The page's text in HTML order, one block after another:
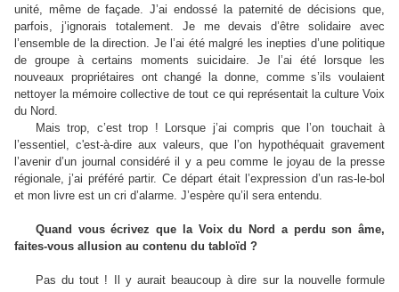
unité, même de façade. J’ai endossé la paternité de décisions que,
parfois, j’ignorais totalement. Je me devais d’être solidaire avec
l’ensemble de la direction. Je l’ai été malgré les inepties d’une politique
de groupe à certains moments suicidaire. Je l’ai été lorsque les
nouveaux propriétaires ont changé la donne, comme s’ils voulaient
nettoyer la mémoire collective de tout ce qui représentait la culture Voix
du Nord.
Mais trop, c’est trop ! Lorsque j’ai compris que l’on touchait à
l’essentiel, c'est-à-dire aux valeurs, que l’on hypothéquait gravement
l’avenir d’un journal considéré il y a peu comme le joyau de la presse
régionale, j’ai préféré partir. Ce départ était l’expression d’un ras-le-bol
et mon livre est un cri d’alarme. J’espère qu’il sera entendu.
Quand vous écrivez que la Voix du Nord a perdu son âme,
faites-vous allusion au contenu du tabloïd ?
Pas du tout ! Il y aurait beaucoup à dire sur la nouvelle formule